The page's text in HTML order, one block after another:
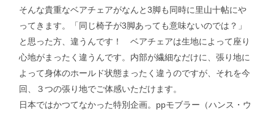
そんな貴重なベアチェアがなんと3脚も同時に里山十帖にや
ってきます。「同じ椅子が3脚あっても意味ないのでは？」
と思った方、違うんです！ ベアチェアは生地によって座り
心地がまったく違うんです。内部が繊細なだけに、張り地に
よって身体のホールド状態まったく違うのですが、それを今
回、３つの張り地でご体感いただけます。
日本ではかつてなかった特別企画。ppモブラー（ハンス・ウ